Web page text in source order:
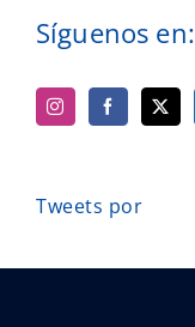
Síguenos en:
Tweets por